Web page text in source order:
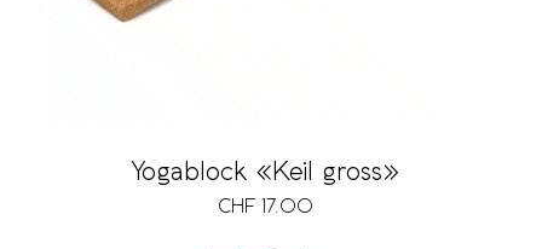
Yogablock «Keil gross»
CHF 17.00